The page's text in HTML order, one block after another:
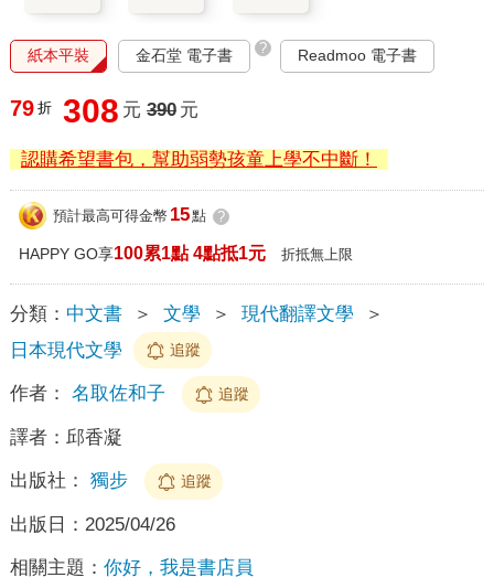
紙本平裝 金石堂 電子書 ? Readmoo 電子書
79 折 308 元 390 元
認購希望書包，幫助弱勢孩童上學不中斷！
預計最高可得金幣 15點 ?
HAPPY GO享100累1點 4點抵1元 折抵無上限
分類： 中文書 ＞ 文學 ＞ 現代翻譯文學
＞
日本現代文學
追蹤
作者： 名取佐和子 追蹤
譯者： 邱香凝
出版社： 獨步 追蹤
出版日： 2025/04/26
相關主題： 你好，我是書店員